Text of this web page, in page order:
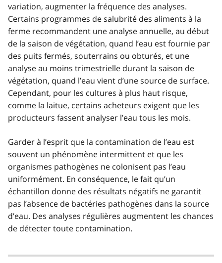
variation, augmenter la fréquence des analyses.
Certains programmes de salubrité des aliments à la
ferme recommandent une analyse annuelle, au début
de la saison de végétation, quand l’eau est fournie par
des puits fermés, souterrains ou obturés, et une
analyse au moins trimestrielle durant la saison de
végétation, quand l’eau vient d’une source de surface.
Cependant, pour les cultures à plus haut risque,
comme la laitue, certains acheteurs exigent que les
producteurs fassent analyser l’eau tous les mois.
Garder à l’esprit que la contamination de l’eau est
souvent un phénomène intermittent et que les
organismes pathogènes ne colonisent pas l’eau
uniformément. En conséquence, le fait qu’un
échantillon donne des résultats négatifs ne garantit
pas l’absence de bactéries pathogènes dans la source
d’eau. Des analyses régulières augmentent les chances
de détecter toute contamination.